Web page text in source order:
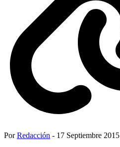
PorRedacción - 17 Septiembre 2015